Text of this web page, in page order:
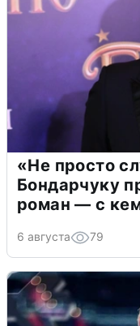
«Не просто
Бондарчуку
роман — с
6 августа 79